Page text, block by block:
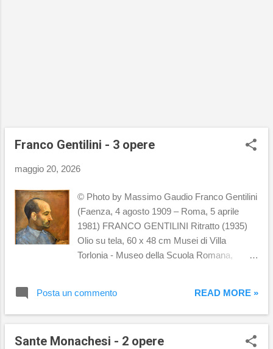
Franco Gentilini - 3 opere
maggio 20, 2026
© Photo by Massimo Gaudio Franco Gentilini
(Faenza, 4 agosto 1909 – Roma, 5 aprile
1981) FRANCO GENTILINI Ritratto (1935)
Olio su tela, 60 x 48 cm Musei di Villa
Torlonia - Museo della Scuola Romana,
Collezione BNL BNP Paribas FRANCO
GENTILINI Il poeta nello studio (1944) Olio
Museo della Scuola Romana, Roma
Posta un commento READ MORE »
Sante Monachesi - 2 opere